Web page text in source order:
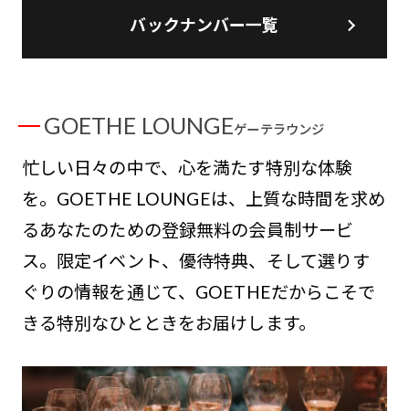
バックナンバー一覧
GOETHE LOUNGEゲーテラウンジ
忙しい日々の中で、心を満たす特別な体験
を。GOETHE LOUNGEは、上質な時間を求め
るあなたのための登録無料の会員制サービ
ス。限定イベント、優待特典、そして選りす
ぐりの情報を通じて、GOETHEだからこそで
きる特別なひとときをお届けします。